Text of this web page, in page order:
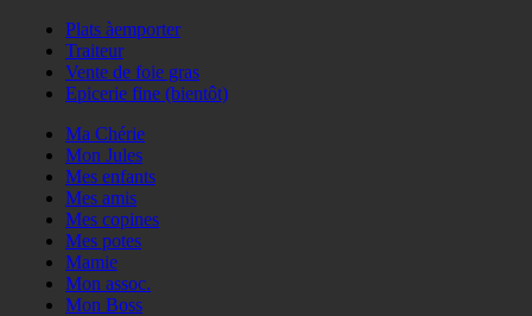
Plats àemporter
Traiteur
Vente de foie gras
Epicerie fine (bientôt)
Ma Chérie
Mon Jules
Mes enfants
Mes amis
Mes copines
Mes potes
Mamie
Mon assoc.
Mon Boss